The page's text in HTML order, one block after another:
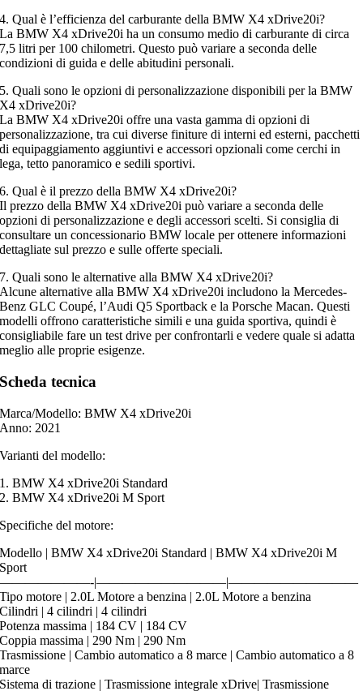
4. Qual è l’efficienza del carburante della BMW X4 xDrive20i?
La BMW X4 xDrive20i ha un consumo medio di carburante di circa
7,5 litri per 100 chilometri. Questo può variare a seconda delle
condizioni di guida e delle abitudini personali.
5. Quali sono le opzioni di personalizzazione disponibili per la BMW
X4 xDrive20i?
La BMW X4 xDrive20i offre una vasta gamma di opzioni di
personalizzazione, tra cui diverse finiture di interni ed esterni, pacchetti
di equipaggiamento aggiuntivi e accessori opzionali come cerchi in
lega, tetto panoramico e sedili sportivi.
6. Qual è il prezzo della BMW X4 xDrive20i?
Il prezzo della BMW X4 xDrive20i può variare a seconda delle
opzioni di personalizzazione e degli accessori scelti. Si consiglia di
consultare un concessionario BMW locale per ottenere informazioni
dettagliate sul prezzo e sulle offerte speciali.
7. Quali sono le alternative alla BMW X4 xDrive20i?
Alcune alternative alla BMW X4 xDrive20i includono la Mercedes-
Benz GLC Coupé, l’Audi Q5 Sportback e la Porsche Macan. Questi
modelli offrono caratteristiche simili e una guida sportiva, quindi è
consigliabile fare un test drive per confrontarli e vedere quale si adatta
meglio alle proprie esigenze.
Scheda tecnica
Marca/Modello: BMW X4 xDrive20i
Anno: 2021
Varianti del modello:
1. BMW X4 xDrive20i Standard
2. BMW X4 xDrive20i M Sport
Specifiche del motore:
Modello | BMW X4 xDrive20i Standard | BMW X4 xDrive20i M
Sport
———————-|——————————|——————————
Tipo motore | 2.0L Motore a benzina | 2.0L Motore a benzina
Cilindri | 4 cilindri | 4 cilindri
Potenza massima | 184 CV | 184 CV
Coppia massima | 290 Nm | 290 Nm
Trasmissione | Cambio automatico a 8 marce | Cambio automatico a 8
marce
Sistema di trazione | Trasmissione integrale xDrive| Trasmissione